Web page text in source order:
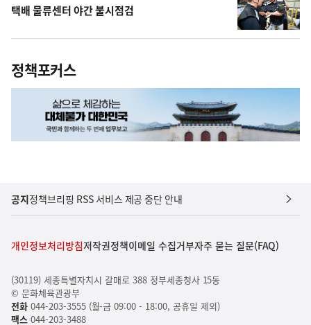
택배 물류센터 야간 불시점검
정책포커스
공지정책브리핑 RSS 서비스 제공 중단 안내
개인정보처리방침저작권정책이메일 수집거부자주 묻는 질문(FAQ)
(30119) 세종특별자치시 갈매로 388 정부세종청사 15동
© 문화체육관광부
전화044-203-3555 (월-금 09:00 - 18:00, 공휴일 제외)
팩스044-203-3488